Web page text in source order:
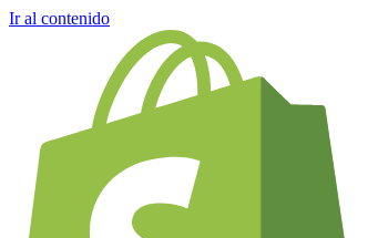
Ir al contenido